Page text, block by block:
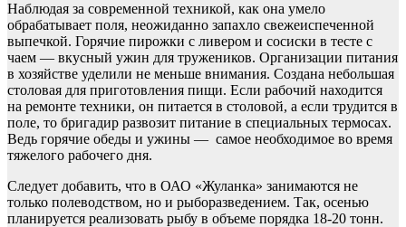
Наблюдая за современной техникой, как она умело
обрабатывает поля, неожиданно запахло свежеиспеченной
выпечкой. Горячие пирожки с ливером и сосиски в тесте с
чаем — вкусный ужин для тружеников. Организации питания
в хозяйстве уделили не меньше внимания. Создана небольшая
столовая для приготовления пищи. Если рабочий находится
на ремонте техники, он питается в столовой, а если трудится в
поле, то бригадир развозит питание в специальных термосах.
Ведь горячие обеды и ужины — самое необходимое во время
тяжелого рабочего дня.
Следует добавить, что в ОАО «Жуланка» занимаются не
только полеводством, но и рыборазведением. Так, осенью
планируется реализовать рыбу в объеме порядка 18-20 тонн.